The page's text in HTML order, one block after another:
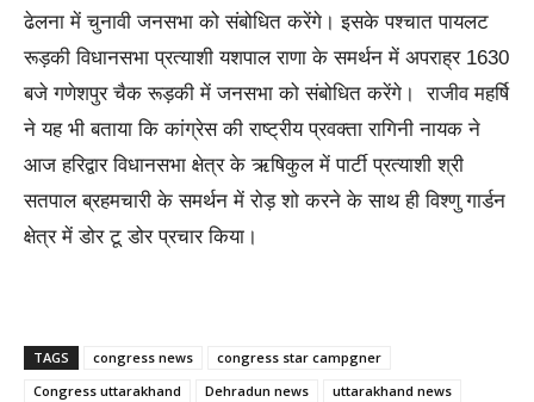
ढेलना में चुनावी जनसभा को संबोधित करेंगे। इसके पश्चात पायलट
रूड़की विधानसभा प्रत्याशी यशपाल राणा के समर्थन में अपराह्र 1630
बजे गणेशपुर चैक रूड़की में जनसभा को संबोधित करेंगे। राजीव महर्षि
ने यह भी बताया कि कांग्रेस की राष्ट्रीय प्रवक्ता रागिनी नायक ने
आज हरिद्वार विधानसभा क्षेत्र के ऋषिकुल में पार्टी प्रत्याशी श्री
सतपाल ब्रहमचारी के समर्थन में रोड़ शो करने के साथ ही विश्णु गार्डन
क्षेत्र में डोर टू डोर प्रचार किया।
TAGS congress news
congress star campgner
Congress uttarakhand
Dehradun news uttarakhand news